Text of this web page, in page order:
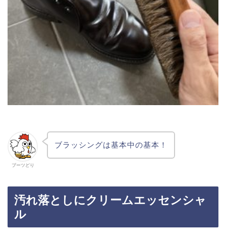
ブーツどり
ブラッシングは基本中の基本！
汚れ落としにクリームエッセンシャ
ル